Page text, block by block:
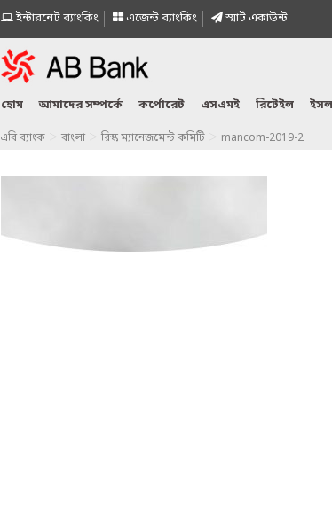
ইন্টারনেট ব্যাংকিং এজেন্ট ব্যাংকিং স্মাৰ্ট একাউন্ট
হোম আমাদের সম্পর্কে কর্পোরেট এসএমই রিটেইল
এবি ব্যাংক বাংলা রিস্ক ম্যানেজমেন্ট কমিটি mancom-2019-2